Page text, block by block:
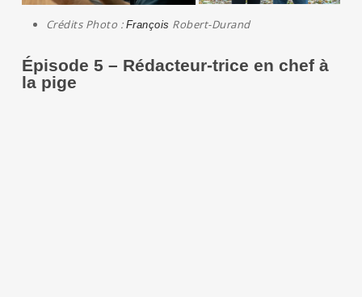
Crédits Photo : François Robert-Durand
Épisode 5 – Rédacteur-trice en chef à
la pige